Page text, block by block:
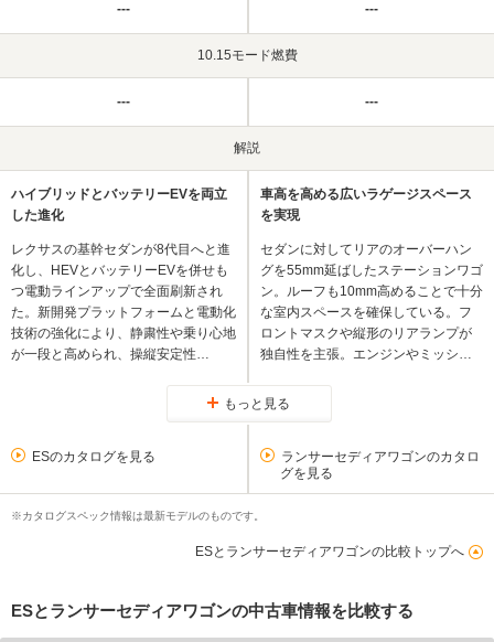
--- ---
10.15モード燃費
--- ---
解説
ハイブリッドとバッテリーEVを両立
した進化
レクサスの基幹セダンが8代目へと進
化し、HEVとバッテリーEVを併せも
つ電動ラインアップで全面刷新され
た。新開発プラットフォームと電動化
技術の強化により、静粛性や乗り心地
が一段と高められ、操縦安定性…
車高を高める広いラゲージスペース
を実現
セダンに対してリアのオーバーハン
グを55mm延ばしたステーションワゴ
ン。ルーフも10mm高めることで十分
な室内スペースを確保している。フ
ロントマスクや縦形のリアランプが
独自性を主張。エンジンやミッシ…
もっと見る
ESのカタログを見る
ランサーセディアワゴンのカタロ
グを見る
※カタログスペック情報は最新モデルのものです。
ESとランサーセディアワゴンの比較トップへ
ESとランサーセディアワゴンの中古車情報を比較する